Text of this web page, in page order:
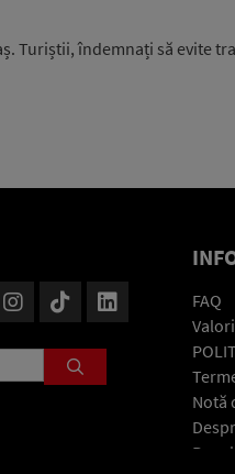
Turiștii, îndemnați să evite
FAQ
Notă